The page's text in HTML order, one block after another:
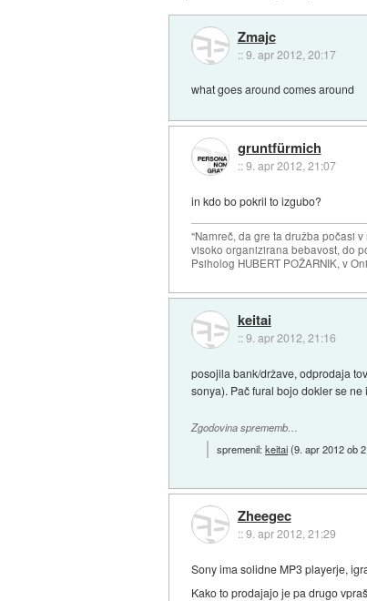
Zmajc
::9. apr 2012, 20:17
what goes around comes around
gruntfürmich
::9. apr 2012, 21:07
in kdo bo pokril to izgubo?
"Namreč, da gre ta družba počasi
visoko organizirana bebavost, do
Psiholog HUBERT POŽARNIK, v
keitai
::9. apr 2012, 21:16
posojila bank/države, odprodaja
sonya). Pač fural bojo dokler se
Zgodovina sprememb…
spremenil:keitai(9. apr 2012 ob
Zheegec
::9. apr 2012, 21:29
Sony ima solidne MP3 playerje,
Kako to prodajajo je pa drugo